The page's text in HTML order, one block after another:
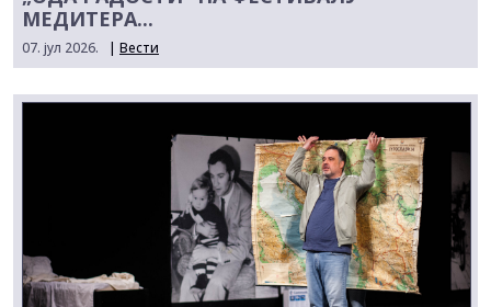
МЕДИТЕРА...
07. јул 2026. | Вести